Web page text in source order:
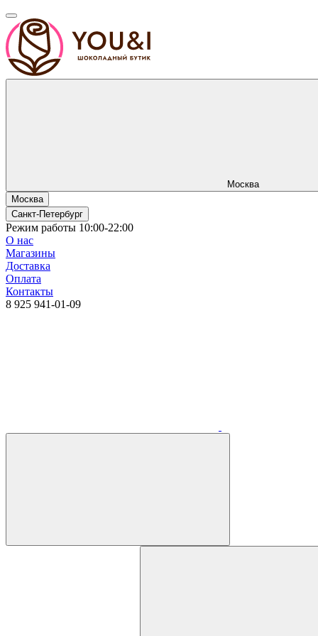
Москва
Москва
Санкт-Петербург
Режим работы 10:00-22:00
О нас
Магазины
Доставка
Оплата
Контакты
8 925 941-01-09